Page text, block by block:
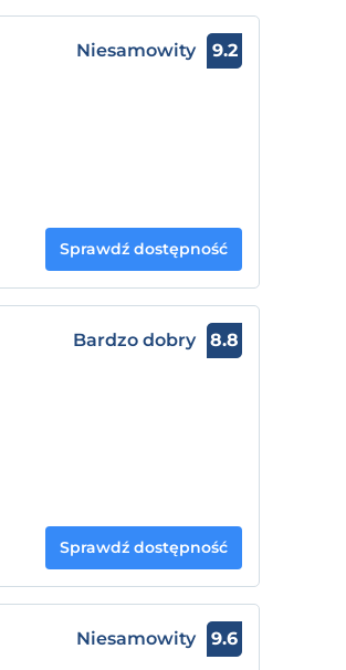
Niesamowity 9.2
Sprawdź dostępność
Bardzo dobry 8.8
Sprawdź dostępność
Niesamowity 9.6